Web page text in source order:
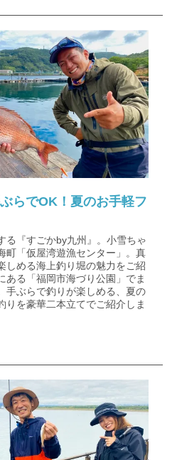
らでOK！夏のお手軽フ
る『すごかby九州』。小雪ちゃ
町「仮屋湾遊漁センター」。真
しめる海上釣り堀の魅力をご紹
ある「福岡市海づり公園」でま
手ぶらで釣りが楽しめる、夏の
りを豪華二本立てでご紹介しま